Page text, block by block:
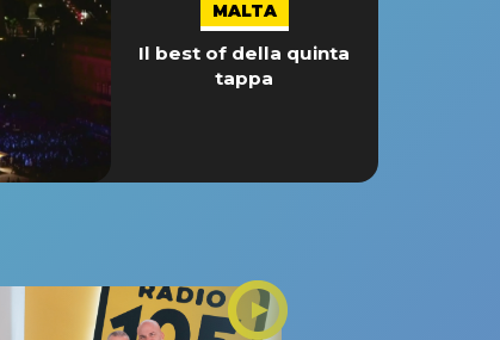
MALTA
Il best of della quinta
tappa